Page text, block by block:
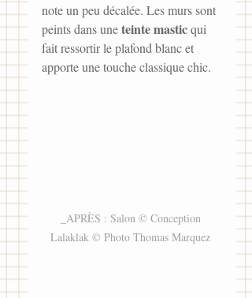
note un peu décalée. Les murs sont
peints dans une teinte mastic qui
fait ressortir le plafond blanc et
apporte une touche classique chic.
_APRÈS : Salon © Conception
Lalaklak © Photo Thomas Marquez